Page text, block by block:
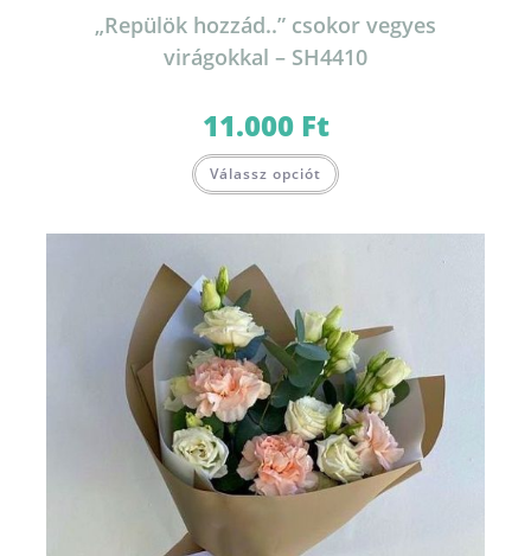
„Repülök hozzád..” csokor vegyes
virágokkal – SH4410
11.000 Ft
Válassz opciót